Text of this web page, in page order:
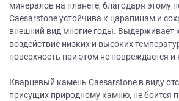
минералов на планете, благодаря этому
Caesarstone устойчива к царапинам и
внешний вид многие годы. Выдерживает
воздействие низких и высоких
поверхность при этом не повреждается и
Кварцевый камень Caesarstone в виду
присущих природному камню, не боится